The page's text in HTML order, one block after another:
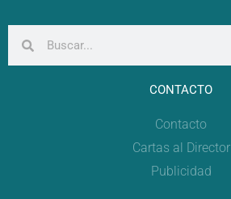
CONTACTO
Contacto
Cartas al Director
Publicidad